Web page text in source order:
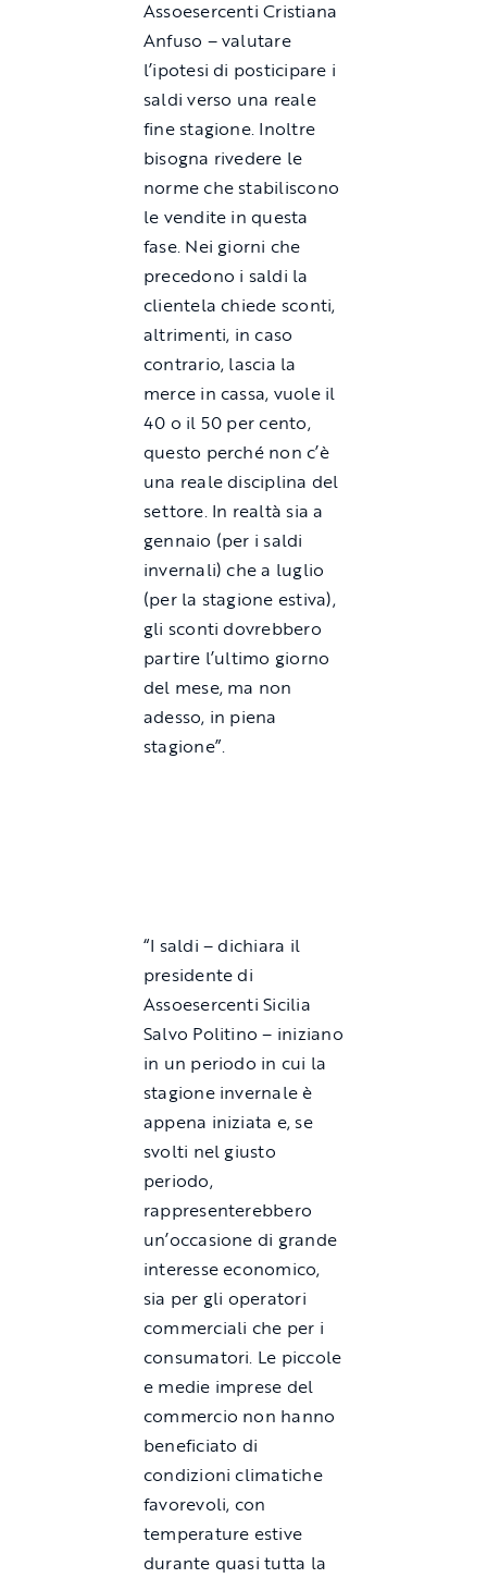
Assoesercenti Cristiana
Anfuso – valutare
l’ipotesi di posticipare i
saldi verso una reale
fine stagione. Inoltre
bisogna rivedere le
norme che stabiliscono
le vendite in questa
fase. Nei giorni che
precedono i saldi la
clientela chiede sconti,
altrimenti, in caso
contrario, lascia la
merce in cassa, vuole il
40 o il 50 per cento,
questo perché non c’è
una reale disciplina del
settore. In realtà sia a
gennaio (per i saldi
invernali) che a luglio
(per la stagione estiva),
gli sconti dovrebbero
partire l’ultimo giorno
del mese, ma non
adesso, in piena
stagione”.
“I saldi – dichiara il
presidente di
Assoesercenti Sicilia
Salvo Politino – iniziano
in un periodo in cui la
stagione invernale è
appena iniziata e, se
svolti nel giusto
periodo,
rappresenterebbero
un’occasione di grande
interesse economico,
sia per gli operatori
commerciali che per i
consumatori. Le piccole
e medie imprese del
commercio non hanno
beneficiato di
condizioni climatiche
favorevoli, con
temperature estive
durante quasi tutta la